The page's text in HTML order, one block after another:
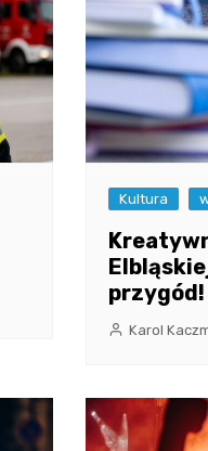
Kultura
przygód!
Karol